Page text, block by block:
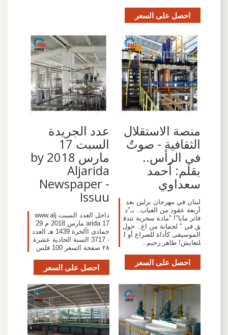
احصل على السعر
منصة الاستقلال
الثقافية - صوتٌ
في الرأس..
بقلم: أحمد
سعداوي
لبنان في مهرجان برلين بعد
أربعة عقود من الغياب.. بـ"د
فاتر مايا"! "مادة سحرية تتدف
ق في " لجمانة من اع.. حول
الموسيقى كأداة للصراع أو ل
لتعايش! طاهر رحيم..
احصل على السعر
عدد الجريدة
السبت 17
مارس 2018 by
Aljarida
Newspaper -
Issuu
داخل العدد السبت www.alj
arida 17 مارس 2018 م 29
جمادى اآلخرة 1439 هـ العدد
- 3717 السنة الحادية عشرة
٢٨ صفحة السعر 100 فلس
احصل على السعر